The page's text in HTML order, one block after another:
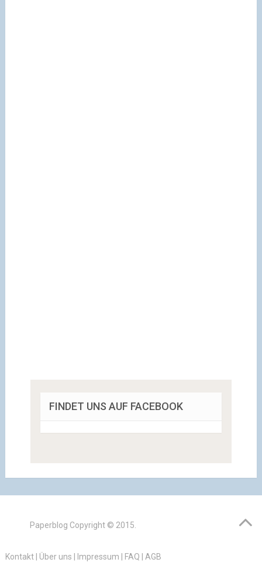
FINDET UNS AUF FACEBOOK
Paperblog Copyright © 2015.
Kontakt| Über uns Impressum FAQ AGB